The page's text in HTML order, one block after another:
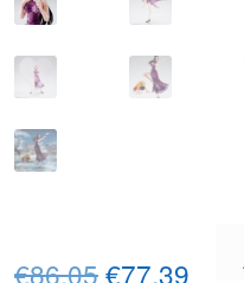
€86.05€77.39